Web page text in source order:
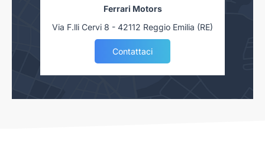
Ferrari Motors
Via F.lli Cervi 8 - 42112 Reggio Emilia (RE)
Contattaci